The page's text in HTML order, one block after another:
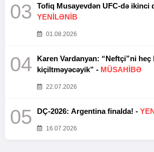
03
YENİLƏNİB
01.08.2026
04
Karen Vardanyan: “Neftçi”ni heç
kiçiltməyəcəyik” - MÜSAHİBƏ
22.07.2026
05 DÇ-2026: Argentina finalda! -
16.07.2026